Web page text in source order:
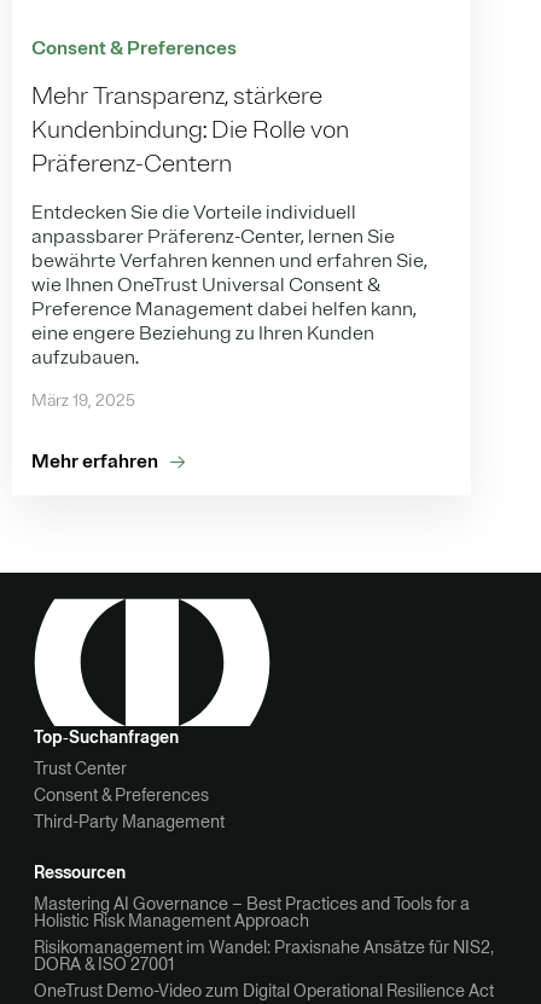
Consent & Preferences
Mehr Transparenz, stärkere
Kundenbindung: Die Rolle von
Präferenz-Centern
Entdecken Sie die Vorteile individuell
anpassbarer Präferenz-Center, lernen Sie
bewährte Verfahren kennen und erfahren Sie,
wie Ihnen OneTrust Universal Consent &
Preference Management dabei helfen kann,
eine engere Beziehung zu Ihren Kunden
aufzubauen.
März 19, 2025
Mehr erfahren
Top‑Suchanfragen
Trust Center
Consent & Preferences
Third-Party Management
Ressourcen
Mastering AI Governance – Best Practices and Tools for a
Holistic Risk Management Approach
Risikomanagement im Wandel: Praxisnahe Ansätze für NIS2,
DORA & ISO 27001
OneTrust Demo-Video zum Digital Operational Resilience Act